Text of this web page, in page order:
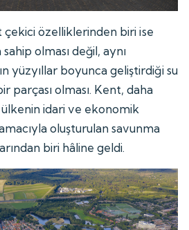
özelliklerinden biri ise
olması değil, aynı
yüzyıllar boyunca geliştirdiği su
parçası olması. Kent, daha
idari ve ekonomik
oluşturulan savunma
biri hâline geldi.